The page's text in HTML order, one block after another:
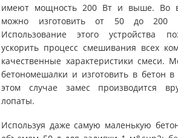
имеют мощность 200 Вт и выше. Во
можно изготовить от 50 до 200
Использование этого устройства
ускорить процесс смешивания всех
качественные характеристики смеси.
бетономешалки и изготовить в бетон
этом случае замес производится
лопаты.
Используя даже самую маленькую